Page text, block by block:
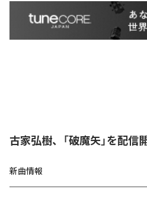
古家弘樹、「破魔矢」を配信
新曲情報